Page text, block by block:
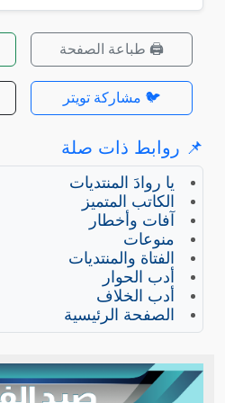
🖨️ طباعة الصفحة
🐦 مشاركة تويتر
📌 روابط ذات صلة
يا روادَ المنتديات
الكاتب المتميز
آفات وأخطار
منوعات
الفتاة والمنتديات
أدب الحوار
أدب الخلاف
الصفحة الرئيسية